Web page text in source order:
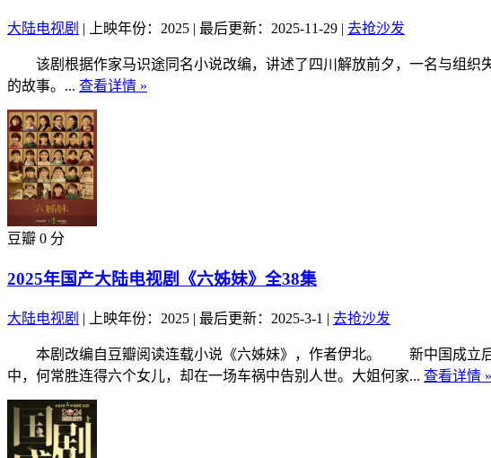
大陆电视剧 | 上映年份：2025 | 最后更新：2025-11-29 | 去抢沙发
该剧根据作家马识途同名小说改编，讲述了四川解放前夕，一名与组织
的故事。... 查看详情 »
豆瓣 0 分
2025年国产大陆电视剧《六姊妹》全38集
大陆电视剧 | 上映年份：2025 | 最后更新：2025-3-1 | 去抢沙发
本剧改编自豆瓣阅读连载小说《六姊妹》，作者伊北。 新中国成立后
中，何常胜连得六个女儿，却在一场车祸中告别人世。大姐何家... 查看详情 »